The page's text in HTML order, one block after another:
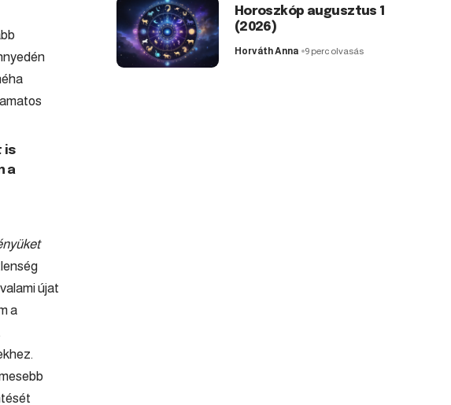
is
a
újat
a
Horoszkóp augusztus 1
(2026)
Horváth Anna 9 perc olvasás